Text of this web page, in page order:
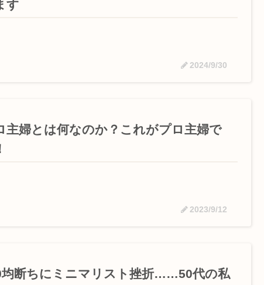
す
2024/9/30
主婦とは何なのか？これがプロ主婦で
2023/9/12
均断ちにミニマリスト挫折……50代の私